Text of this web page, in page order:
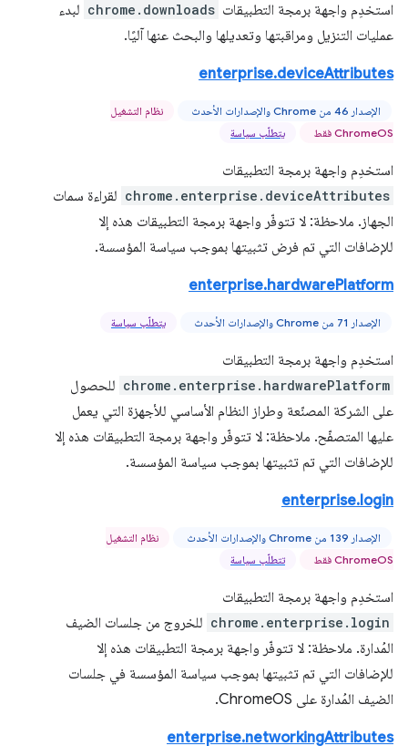
استخدِم واجهة برمجة التطبيقات chrome.downloads لبدء
عمليات التنزيل ومراقبتها وتعديلها والبحث عنها آليًا.
enterprise.deviceAttributes
الإصدار 46 من Chrome والإصدارات الأحدث
نظام التشغيل
ChromeOS فقط
يتطلّب سياسة
استخدِم واجهة برمجة التطبيقات
chrome.enterprise.deviceAttributes لقراءة سمات
الجهاز. ملاحظة: لا تتوفّر واجهة برمجة التطبيقات هذه إلا
للإضافات التي تم فرض تثبيتها بموجب سياسة المؤسسة.
enterprise.hardwarePlatform
الإصدار 71 من Chrome والإصدارات الأحدث يتطلّب سياسة
استخدِم واجهة برمجة التطبيقات
chrome.enterprise.hardwarePlatform للحصول
على الشركة المصنّعة وطراز النظام الأساسي للأجهزة التي يعمل
عليها المتصفّح. ملاحظة: لا تتوفّر واجهة برمجة التطبيقات هذه إلا
للإضافات التي تم تثبيتها بموجب سياسة المؤسسة.
enterprise.login
الإصدار 139 من Chrome والإصدارات الأحدث
نظام التشغيل
ChromeOS فقط
تتطلّب سياسة
استخدِم واجهة برمجة التطبيقات
chrome.enterprise.login للخروج من جلسات الضيف
المُدارة. ملاحظة: لا تتوفّر واجهة برمجة التطبيقات هذه إلا
للإضافات التي تم تثبيتها بموجب سياسة المؤسسة في جلسات
الضيف المُدارة على ChromeOS.
enterprise.networkingAttributes